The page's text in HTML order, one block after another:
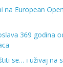
na European
369 godina
se… i uživaj na